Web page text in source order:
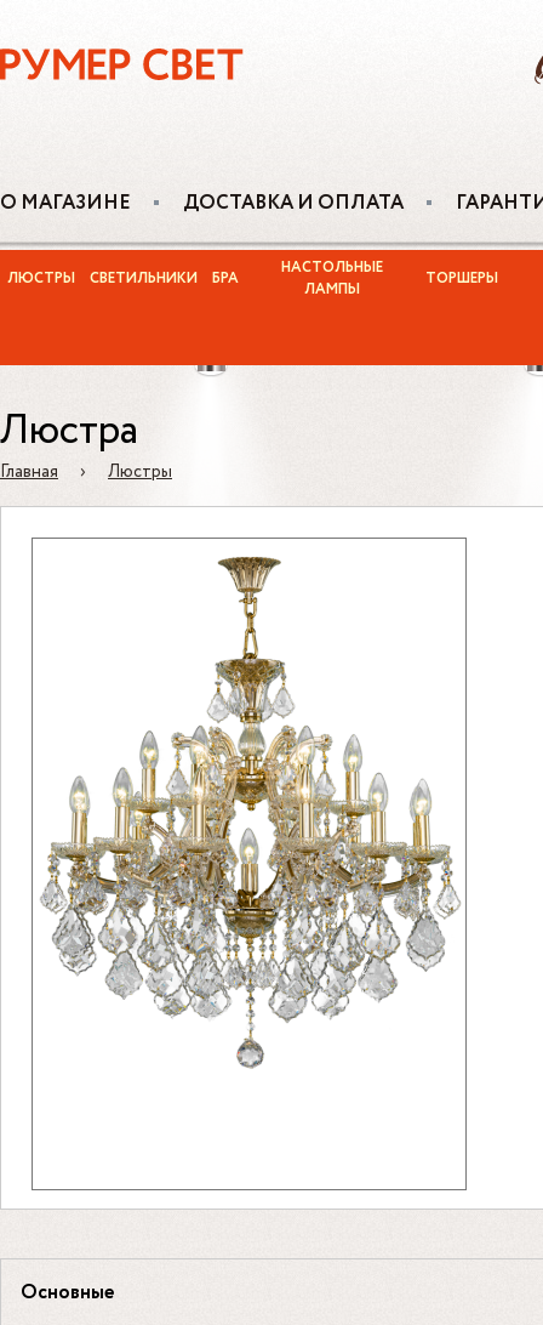
О МАГАЗИНЕ ДОСТАВКА И ОПЛАТА
ЛЮСТРЫ СВЕТИЛЬНИКИ БРА
НАСТОЛЬНЫЕ
ЛАМПЫ
ТОРШЕРЫ
Люстра
Главная › Люстры
Основные